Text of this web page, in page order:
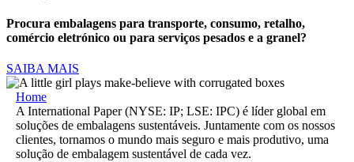
Procura embalagens para transporte, consumo, retalho,
comércio eletrónico ou para serviços pesados e a granel?
SAIBA MAIS
Home
A International Paper (NYSE: IP; LSE: IPC) é líder global em
soluções de embalagens sustentáveis. Juntamente com os nossos
clientes, tornamos o mundo mais seguro e mais produtivo, uma
solução de embalagem sustentável de cada vez.